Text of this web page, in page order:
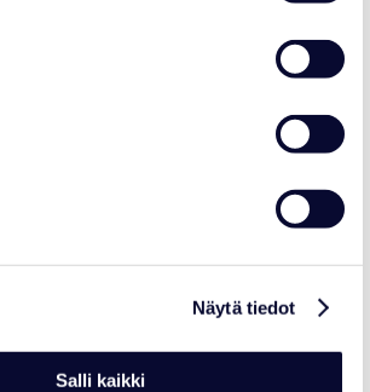
Näytä tiedot
Salli kaikki